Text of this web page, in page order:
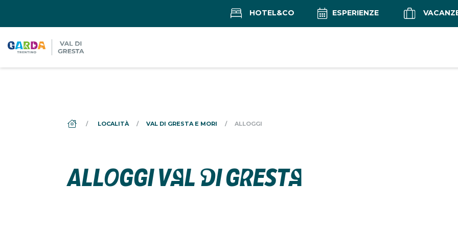
HOTEL&CO ESPERIENZE
DS_BREADCRUMB.HOME
LOCALITÀ VAL DI GRESTA E MORI ALLOGGI
ALLOGGI VAL DI GRESTA